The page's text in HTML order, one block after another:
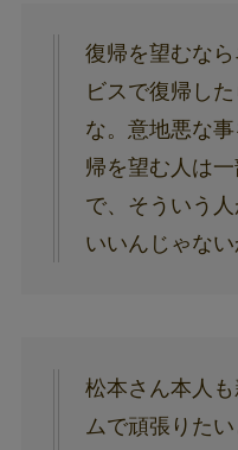
復帰を望むな
ビスで復帰し
な。意地悪な
帰を望む人は
で、そういう
いいんじゃない
松本さん本人
ムで頑張りた